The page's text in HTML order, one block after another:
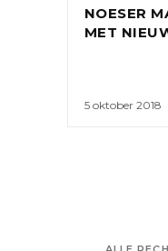
NOESER
MET
5 oktober 2018